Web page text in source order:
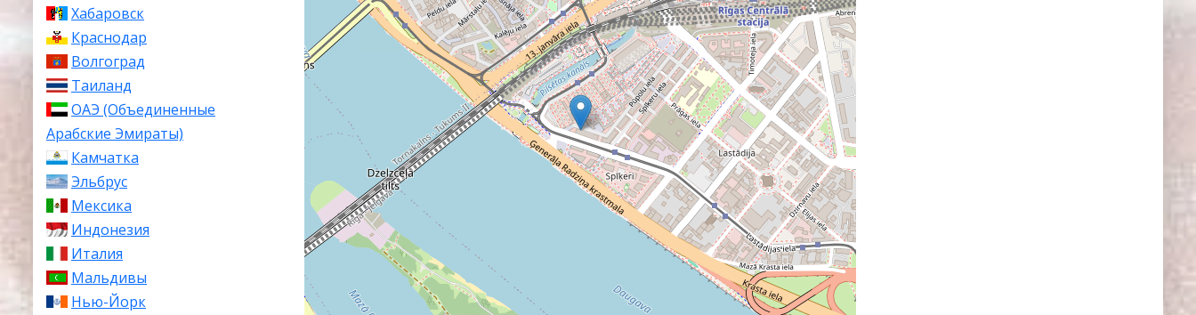
Хабаровск
Краснодар
Волгоград
Таиланд
ОАЭ (Объединенные
Арабские Эмираты)
Камчатка
Эльбрус
Мексика
Индонезия
Италия
Мальдивы
Нью-Йорк